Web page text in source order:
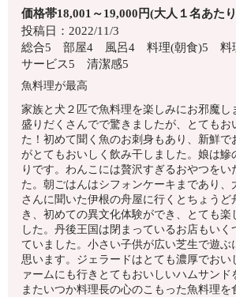
価格帯18,001～19,000円(大人１名あた
投稿日：2022/11/3
総合5 部屋4 風呂4 料理(朝食)5 料
サービス5 清潔感5
魚料理が最高
家族と犬２匹で魚料理を楽しみにお邪魔し
盛りだくさんでで驚きましたが、とてもお
た！初めて聞く魚のお刺身もあり、新鮮で
がとてもおいしく飲み干しました。娘は鰺
りです。わんこには贅沢すぎるおやつをい
た。朝ごはんはシフォンケーキまであり、
さんに聞いた伊根の舟屋に行くとちょうど
き、初めての異文化体験ができ、とても楽
した。丹後王国は閉まっているお店もいく
ていました。小さい子供が広い芝生で遊ぶ
思います。ジェラードはとても濃厚でおい
ァームにも行きとてもおいしいハムサンド
またいつか料理長の心のこもった魚料理を